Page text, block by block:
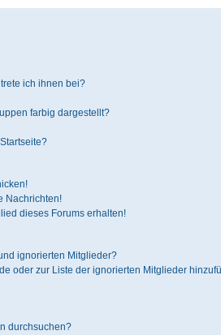
ich ihnen bei?
farbig dargestellt?
Nachrichten!
dieses Forums erhalten!
ignorierten Mitglieder?
oder zur Liste der ignorierten Mitglieder
durchsuchen?